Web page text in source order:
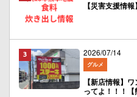
【災害支援情
2026/07/14
グルメ
【新店情報】
ってよ！！！【